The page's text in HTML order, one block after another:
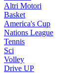
Altri Motori
Basket
America's Cup
Nations League
Tennis
Sci
Volley
Drive UP